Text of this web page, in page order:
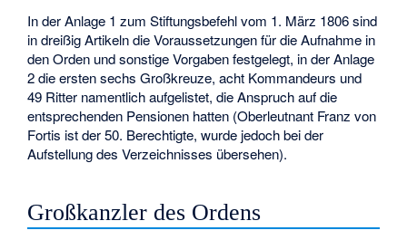
In der Anlage 1 zum Stiftungsbefehl vom 1. März 1806 sind
in dreißig Artikeln die Voraussetzungen für die Aufnahme in
den Orden und sonstige Vorgaben festgelegt, in der Anlage
2 die ersten sechs Großkreuze, acht Kommandeurs und
49 Ritter namentlich aufgelistet, die Anspruch auf die
entsprechenden Pensionen hatten (Oberleutnant Franz von
Fortis ist der 50. Berechtigte, wurde jedoch bei der
Aufstellung des Verzeichnisses übersehen).
Großkanzler des Ordens